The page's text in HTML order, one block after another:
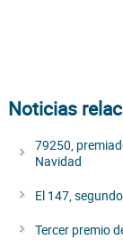
Noticias
79250,
Navidad
El 147,
Tercer premio